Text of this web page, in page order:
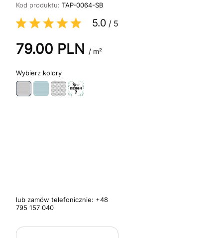
Kod produktu: TAP-0064-SB
5.0 / 5
79.00 PLN / m²
kolory
lub zamów telefonicznie: +48
795 157 040